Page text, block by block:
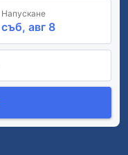
Напускане
съб, авг 8